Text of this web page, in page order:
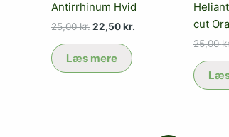
Antirrhinum Hvid
25,00kr.22,50kr.
Læs mere
cut
25,00